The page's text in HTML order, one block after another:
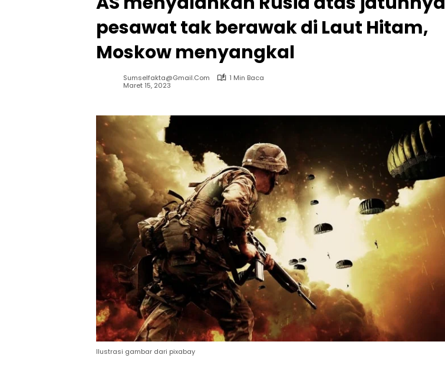
pesawat tak berawak di Laut Hitam,
Moskow menyangkal
Sumselfakta@gmail.com
1 Min Baca
Maret 15, 2023
Ilustrasi gambar dari pixabay